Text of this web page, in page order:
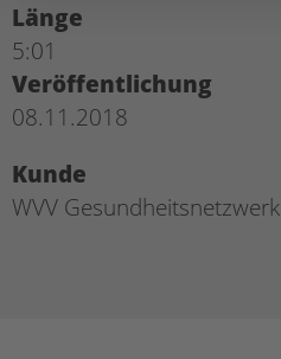
Länge
5:01
Veröffentlichung
08.11.2018
Kunde
WVV Gesundheitsnetzwerk